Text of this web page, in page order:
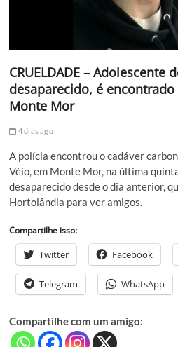
CRUELDADE – Adolescente
desaparecido, é
Monte Mor
4 dias ago
A polícia encontrou o cadáver
Véio, em Monte Mor, na última
desaparecido desde o dia anterior,
Hortolândia para ver amigos.
Compartilhe isso:
Twitter Facebook
Telegram WhatsApp
Compartilhe com um amigo: